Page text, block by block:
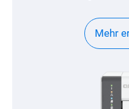
Mehr